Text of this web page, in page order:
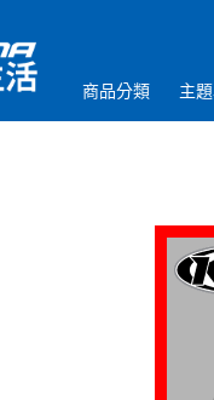
商品分類 主